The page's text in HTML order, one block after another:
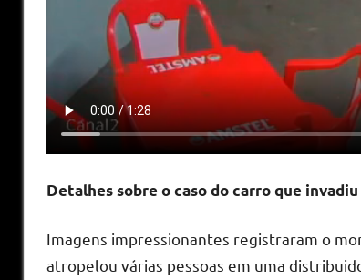
Detalhes sobre o caso do carro que
Imagens impressionantes registraram o
atropelou várias pessoas em uma